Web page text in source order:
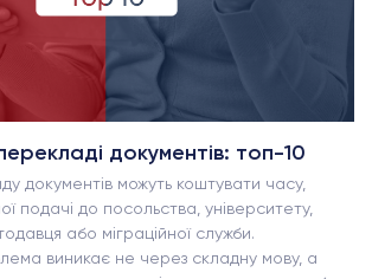
документів: топ-10
документів можуть коштувати часу,
подачі до посольства, університету,
або міграційної служби.
виникає не через складну мову, а